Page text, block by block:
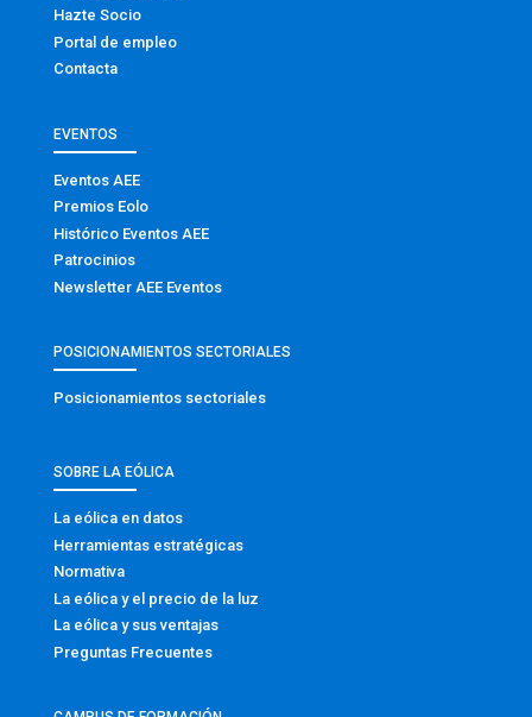
Hazte Socio
Portal de empleo
Contacta
EVENTOS
Eventos AEE
Premios Eolo
Histórico Eventos AEE
Patrocinios
Newsletter AEE Eventos
POSICIONAMIENTOS SECTORIALES
Posicionamientos sectoriales
SOBRE LA EÓLICA
La eólica en datos
Herramientas estratégicas
Normativa
La eólica y el precio de la luz
La eólica y sus ventajas
Preguntas Frecuentes